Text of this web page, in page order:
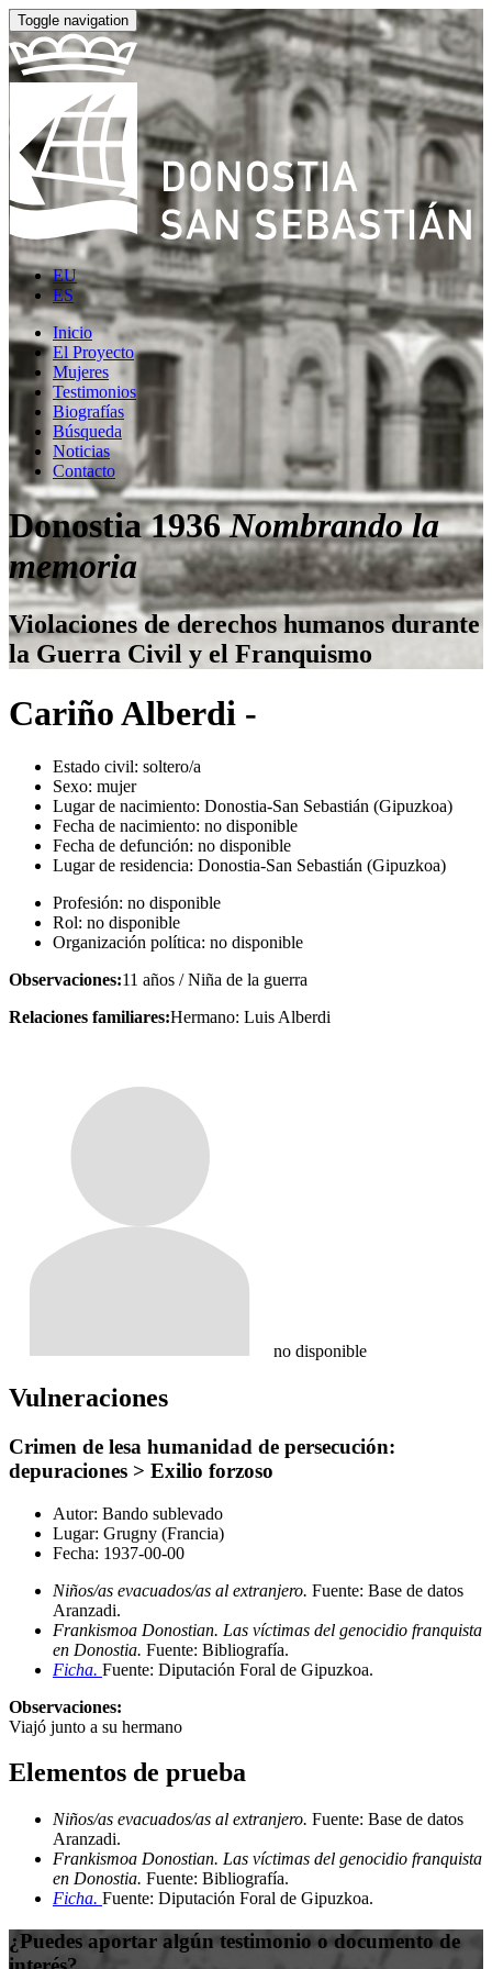
Toggle navigation
EU
ES
Inicio
El Proyecto
Mujeres
Testimonios
Biografías
Búsqueda
Noticias
Contacto
Donostia 1936Nombrando la
memoria
Violaciones de derechos humanos durante
la Guerra Civil y el Franquismo
Cariño Alberdi -
Estado civil: soltero/a
Sexo: mujer
Lugar de nacimiento: Donostia-San Sebastián (Gipuzkoa)
Fecha de nacimiento: no disponible
Fecha de defunción: no disponible
Lugar de residencia: Donostia-San Sebastián (Gipuzkoa)
Profesión: no disponible
Rol: no disponible
Organización política: no disponible
Observaciones:11 años / Niña de la guerra
Relaciones familiares:Hermano: Luis Alberdi
no disponible
Vulneraciones
Crimen de lesa humanidad de persecución:
depuraciones > Exilio forzoso
Autor: Bando sublevado
Lugar: Grugny (Francia)
Fecha: 1937-00-00
Niños/as evacuados/as al extranjero. Fuente: Base de datos
Aranzadi.
Frankismoa Donostian. Las víctimas del genocidio franquista
en Donostia. Fuente: Bibliografía.
Ficha. Fuente: Diputación Foral de Gipuzkoa.
Observaciones:
Viajó junto a su hermano
Elementos de prueba
Niños/as evacuados/as al extranjero. Fuente: Base de datos
Aranzadi.
Frankismoa Donostian. Las víctimas del genocidio franquista
en Donostia. Fuente: Bibliografía.
Ficha. Fuente: Diputación Foral de Gipuzkoa.
¿Puedes aportar algún testimonio o documento de